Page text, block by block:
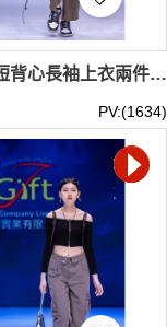
訂製女裝短背心長袖上衣兩件 設計女嘻哈辣妹風時尚套裝百搭 美式hiphop工裝褲 爵士舞運動休閒褲 登山闊腿褲 Y2K T532
PV:(1634)